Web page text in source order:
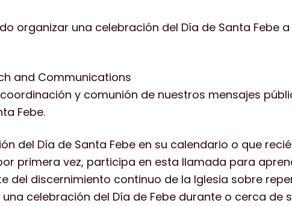
organizar una celebración del Día de Santa Febe
and Communications
y comunión de nuestros mensajes
Febe.
del Día de Santa Febe en su calendario o que
primera vez, participa en esta llamada para
del discernimiento continuo de la Iglesia sobre
celebración del Día de Febe durante o cerca de